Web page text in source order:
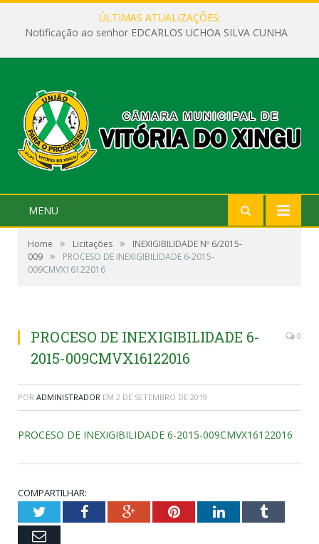
ÚLTIMAS ATUALIZAÇÕES:
Notificação ao senhor EDCARLOS UCHOA SILVA CUNHA
MENU
Home » Licitações »
INEXIGIBILIDADE Nº 6/2015-
009 »
PROCESO DE INEXIGIBILIDADE 6-2015-
009CMVX16122016
PROCESO DE INEXIGIBILIDADE 6-
2015-009CMVX16122016
0
POR ADMINISTRADOR EM 2 DE SETEMBRO DE 2019
PROCESO DE INEXIGIBILIDADE 6-2015-009CMVX16122016
COMPARTILHAR:
TwitterFacebookGoogle+PinterestLinkedInTumblr
Email